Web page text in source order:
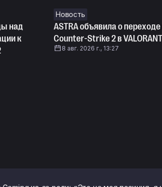
над
к
Новость
ASTRA объявила о переходе
Counter-Strike 2 в VALORANT
8 авг. 2026 г., 13:27